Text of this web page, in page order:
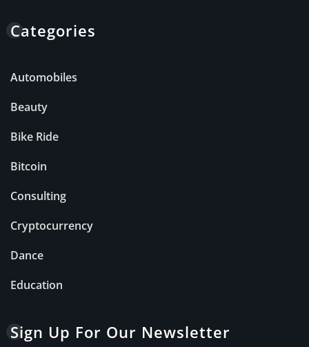
Categories
Automobiles
Beauty
Bike Ride
Bitcoin
Consulting
Cryptocurrency
Dance
Education
Sign Up For Our Newsletter